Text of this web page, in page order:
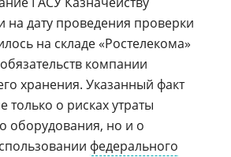
на дату проведения проверки
на складе «Ростелекома»
компании
хранения. Указанный факт
только о рисках утраты
оборудования, но и о
федерального